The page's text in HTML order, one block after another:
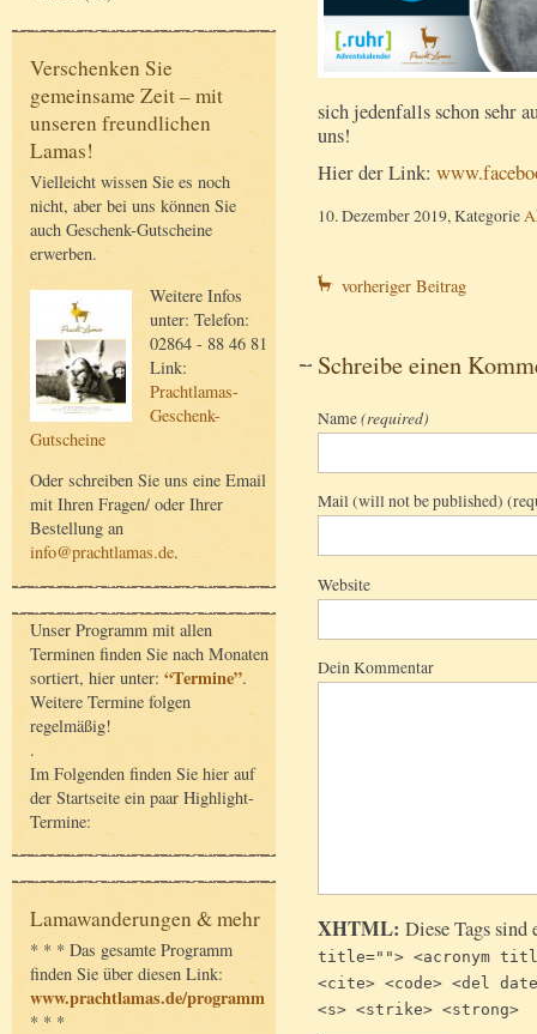
Verschenken Sie
gemeinsame Zeit – mit
unseren freundlichen
Lamas!
Vielleicht wissen Sie es noch
nicht, aber bei uns können Sie
auch Geschenk-Gutscheine
erwerben.
Weitere Infos
unter: Telefon:
02864 - 88 46 81
Link:
Prachtlamas-
Geschenk-
Gutscheine
Oder schreiben Sie uns eine Email
mit Ihren Fragen/ oder Ihrer
Bestellung an
info@prachtlamas.de.
Unser Programm mit allen
Terminen finden Sie nach Monaten
sortiert, hier unter: “Termine”.
Weitere Termine folgen
regelmäßig!
.
Im Folgenden finden Sie hier auf
der Startseite ein paar Highlight-
Termine:
Lamawanderungen & mehr
* * * Das gesamte Programm
finden Sie über diesen Link:
www.prachtlamas.de/programm
* * *
sich jedenfalls schon sehr
uns!
Hier der Link:
10. Dezember 2019, Kategorie
vorheriger Beitrag
Schreibe einen
Name(required)
Mail (will not be published)
Website
Dein Kommentar
XHTML: Diese Tags
title=""> <acronym
<cite> <code> <del
<s> <strike> <strong>